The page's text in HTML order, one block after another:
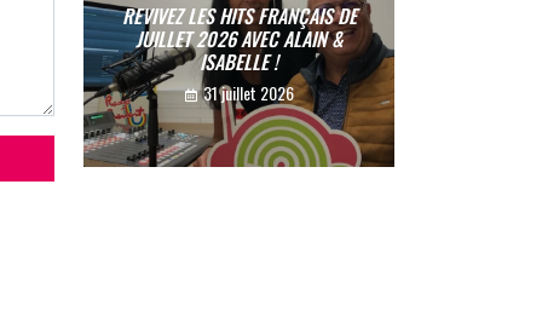
REVIVEZ LES HITS FRANÇAIS DE
JUILLET 2026 AVEC ALAIN &
ISABELLE !
31 juillet 2026